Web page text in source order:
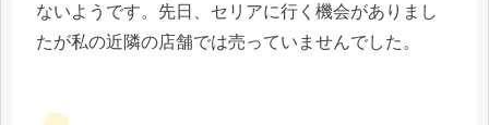
ないようです。先日、セリアに行く機会がありまし
たが私の近隣の店舗では売っていませんでした。